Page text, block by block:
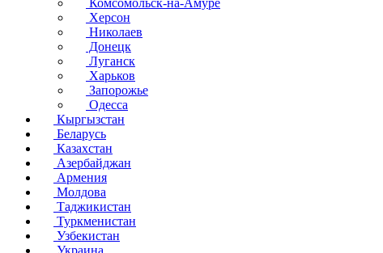
Комсомольск-на-Амуре
Херсон
Николаев
Донецк
Луганск
Харьков
Запорожье
Одесса
Кыргызстан
Беларусь
Казахстан
Азербайджан
Армения
Молдова
Таджикистан
Туркменистан
Узбекистан
Украина